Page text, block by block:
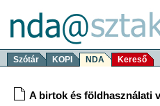
Szótár KOPI NDA Kereső
A birtok és földhasználati